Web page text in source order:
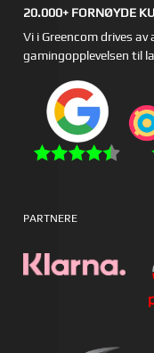
20.000+ FORNØYDE
Vi i Greencom drives
gamingopplevelsen til
PARTNERE